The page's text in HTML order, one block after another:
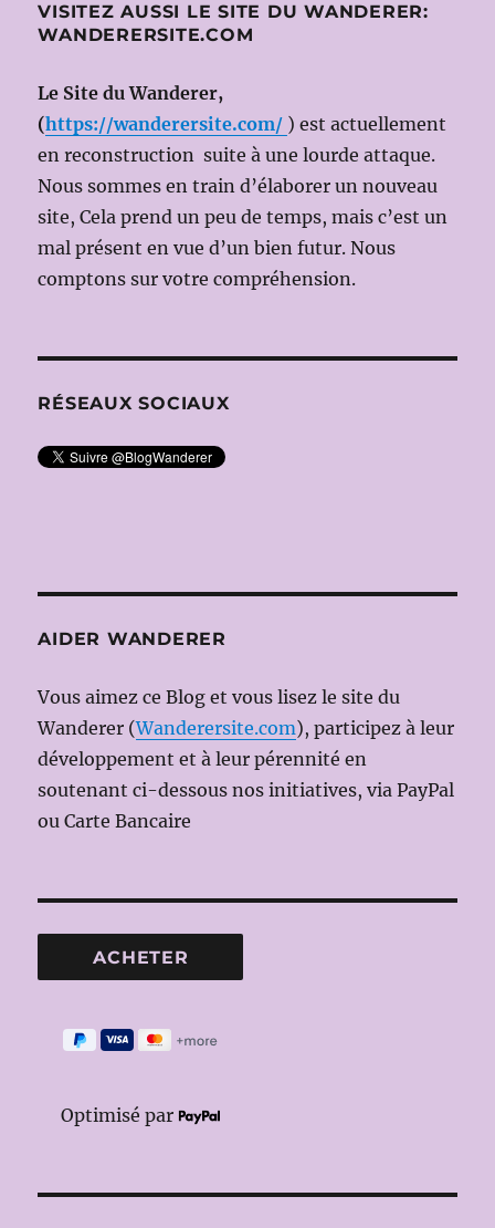
27
octobre
2009
VISITEZ AUSSI LE SITE DU WANDERER:
WANDERERSITE.COM
Le Site du Wanderer,
(https://wanderersite.com/ ) est actuellement
en reconstruction suite à une lourde attaque.
Nous sommes en train d’élaborer un nouveau
site, Cela prend un peu de temps, mais c’est un
mal présent en vue d’un bien futur. Nous
comptons sur votre compréhension.
RÉSEAUX SOCIAUX
AIDER WANDERER
Vous aimez ce Blog et vous lisez le site du
Wanderer (Wanderersite.com), participez à leur
développement et à leur pérennité en
soutenant ci-dessous nos initiatives, via PayPal
ou Carte Bancaire
Optimisé par